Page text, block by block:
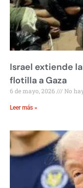
Israel extiende
flotilla a Gaza
6 de mayo, 2026 No
Leer más »